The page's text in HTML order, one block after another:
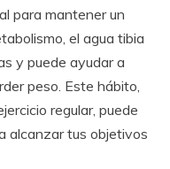
para mantener un
el agua tibia
y puede ayudar a
peso. Este hábito,
regular, puede
alcanzar tus objetivos